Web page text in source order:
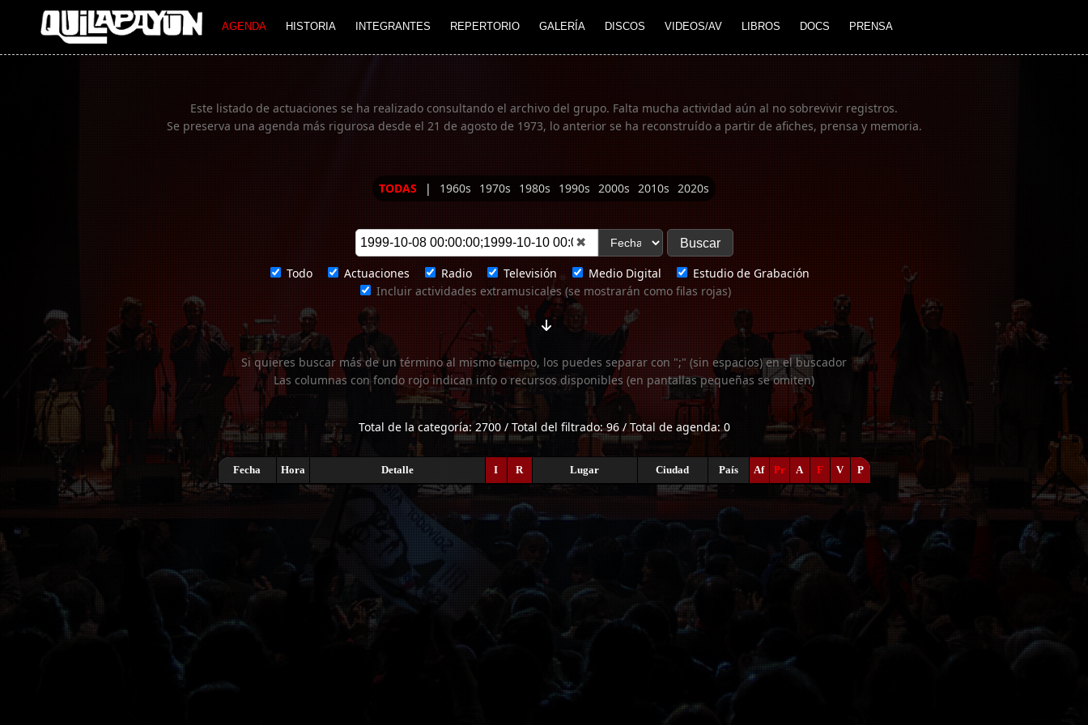
AGENDA HISTORIA INTEGRANTES REPERTORIO GALERÍA DISCOS VIDEOS/AV LIBROS DOCS PRENSA
Imagen 01
Este listado de actuaciones se ha realizado consultando el archivo del grupo. Falta mucha actividad aún al no sobrevivir registros.
Se preserva una agenda más rigurosa desde el 21 de agosto de 1973, lo anterior se ha reconstruído a partir de afiches, prensa y memoria.
TODAS | 1960s 1970s 1980s 1990s 2000s 2010s 2020s
✖
Todo Actuaciones Radio Televisión Medio Digital
Estudio de Grabación
Incluir actividades extramusicales (se mostrarán como filas rojas)
Si quieres buscar más de un término al mismo tiempo, los puedes separar con ";" (sin espacios) en el buscador
Las columnas con fondo rojo indican info o recursos disponibles (en pantallas pequeñas se omiten)
Total de la categoría: 2700 / Total del filtrado: 96 / Total de agenda: 0
Fecha Hora Detalle I R Lugar Ciudad País Af Pr A F V P